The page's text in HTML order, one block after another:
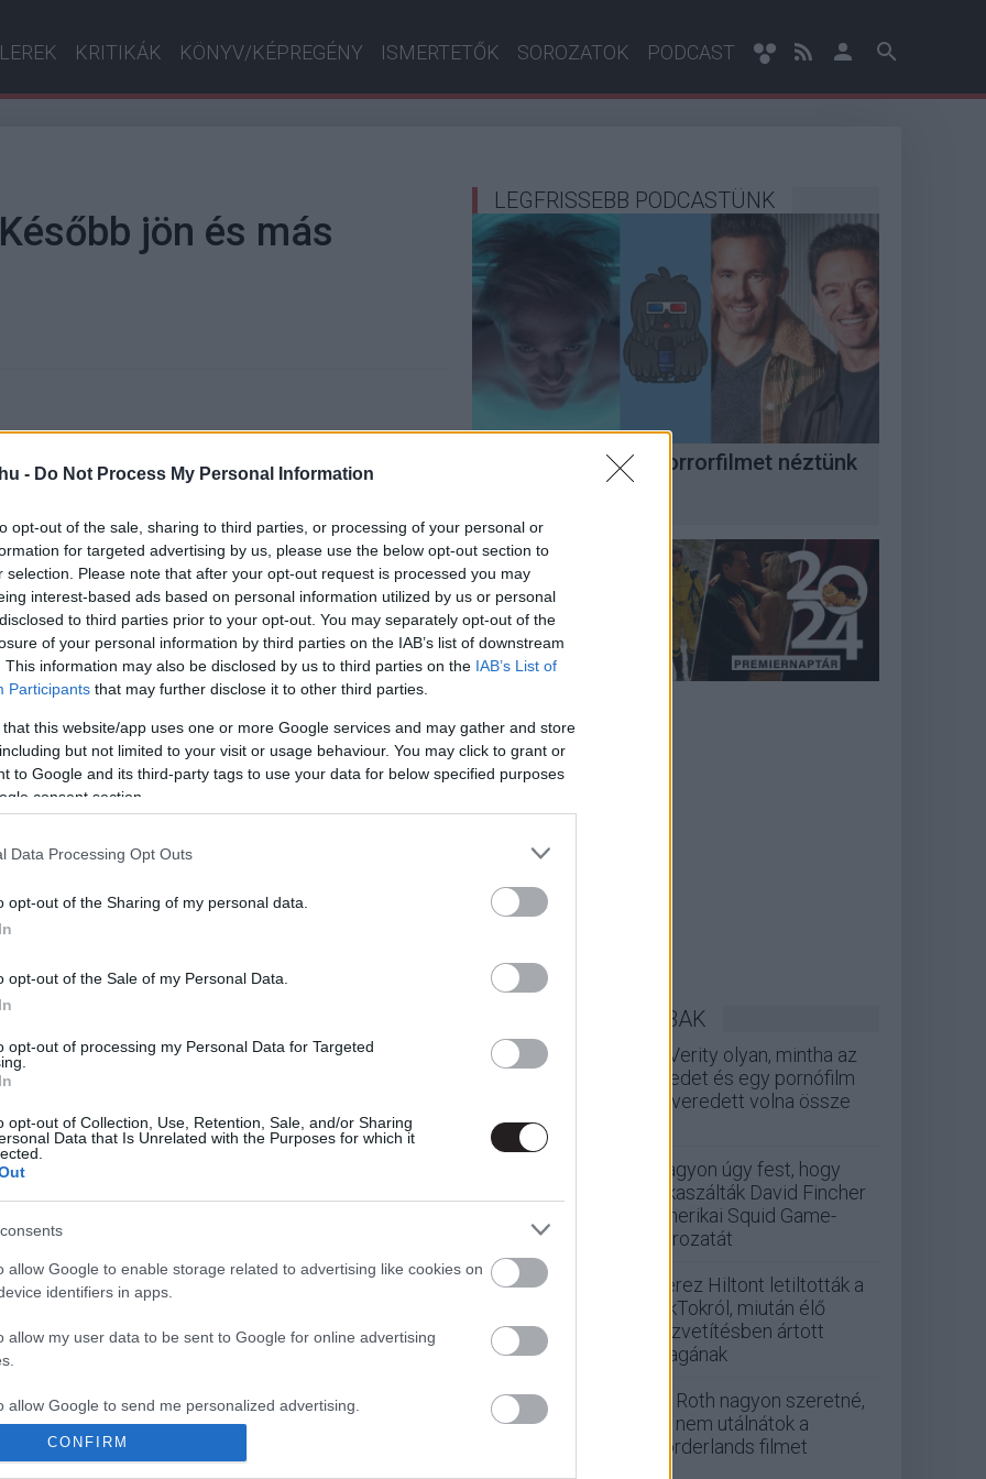
- Do Not Process My Personal Information
opt-out of the sale, sharing to third parties, or processing of your personal or
for targeted advertising by us, please use the below opt-out section to
selection. Please note that after your opt-out request is processed you may
interest-based ads based on personal information utilized by us or personal
to third parties prior to your opt-out. You may separately opt-out of the
of your personal information by third parties on the IAB’s list of downstream
This information may also be disclosed by us to third parties on the IAB’s List of
Participants that may further disclose it to other third parties.
that this website/app uses one or more Google services and may gather and store
but not limited to your visit or usage behaviour. You may click to grant or
to Google and its third-party tags to use your data for below specified purposes
consent section.
Data Processing Opt Outs
opt-out of the Sharing of my personal data.
opt-out of the Sale of my Personal Data.
opt-out of processing my Personal Data for Targeted
opt-out of Collection, Use, Retention, Sale, and/or Sharing
Data that Is Unrelated with the Purposes for which it
allow Google to enable storage related to advertising like cookies on
identifiers in apps.
allow my user data to be sent to Google for online advertising
allow Google to send me personalized advertising.
allow Google to enable storage related to analytics like cookies on
CONFIRM
KRITIKÁK KÖNYV/KÉPREGÉNY ISMERTETŐK SOROZATOK PODCAST
jön és más
élőszereplős sorozatot készít aTeen Titans
húzódott a szánk, hiszen ezzel nem csak azt
de azt is, hogy miképpen alakított csapatot
hírek viszont nem éppen pozitívak. Az első
Titans vagy esetleg Titans néven fogja vetíteni a
címmel, noha ezt a készítők oldaláról még senki
a projektről aSeasonZero-tól, hogy a történet
tolódik a torontói forgatás. Emiatt a premier 2016
még várnunk kell. A Teen Titans (avagy Blackbirds)
írók jegyzik és a TitansWriters Twitteren már meg
Tetszik
2 alcímét
James Gunn azzal ugratott minket, hogy már
el nekünk, ha itt van az ideje - ezt egyébként
Akkor azt hittük, hogy azért szeretne még
majd a második résszel kapcsolatban, ezzel
A rendező ugyanis Twitteren erősítette meg,
of the Galaxy Vol. 2 lesz. Kevin Feige, a Marvel
hogy aforgatásvárhatóan 2016. februárjában
LEGFRISSEBB PODCASTÜNK
Megint rengeteg horrorfilmet néztünk
LEGOLVASOTTABBAK
A Verity olyan, mintha az
Eredet és egy pornófilm
keveredett volna össze
Nagyon úgy fest, hogy
elkaszálták David Fincher
amerikai Squid Game-
sorozatát
Perez Hiltont letiltották a
TikTokról, miután élő
közvetítésben ártott
magának
Eli Roth nagyon szeretné,
ha nem utálnátok a
Borderlands filmet